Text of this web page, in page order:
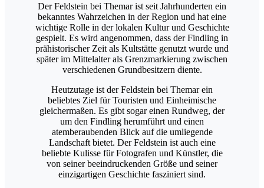
Der Feldstein bei Themar ist seit Jahrhunderten ein
bekanntes Wahrzeichen in der Region und hat eine
wichtige Rolle in der lokalen Kultur und Geschichte
gespielt. Es wird angenommen, dass der Findling in
prähistorischer Zeit als Kultstätte genutzt wurde und
später im Mittelalter als Grenzmarkierung zwischen
verschiedenen Grundbesitzern diente.
Heutzutage ist der Feldstein bei Themar ein
beliebtes Ziel für Touristen und Einheimische
gleichermaßen. Es gibt sogar einen Rundweg, der
um den Findling herumführt und einen
atemberaubenden Blick auf die umliegende
Landschaft bietet. Der Feldstein ist auch eine
beliebte Kulisse für Fotografen und Künstler, die
von seiner beeindruckenden Größe und seiner
einzigartigen Geschichte fasziniert sind.